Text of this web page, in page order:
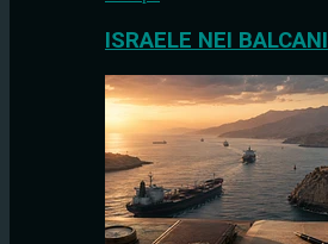
ISRAELE NEI BALCANI